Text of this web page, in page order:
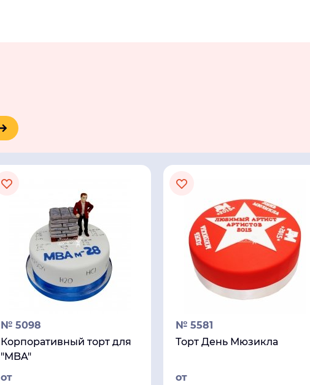
№ 5098
Корпоративный торт для
"MBA"
от
№ 5581
Торт День Мюзикла
от